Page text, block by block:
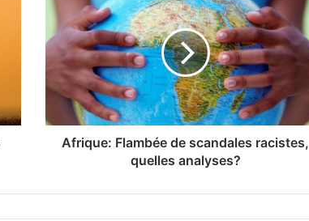
Afrique: Flambée de scandales racistes,
quelles analyses?